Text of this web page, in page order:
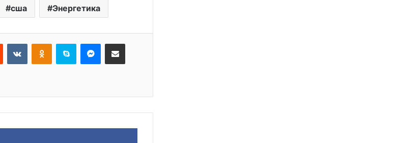
сша Энергетика
Reddit ВконтактеОдноклассники
Skype MessengerПоделиться через электронную почту